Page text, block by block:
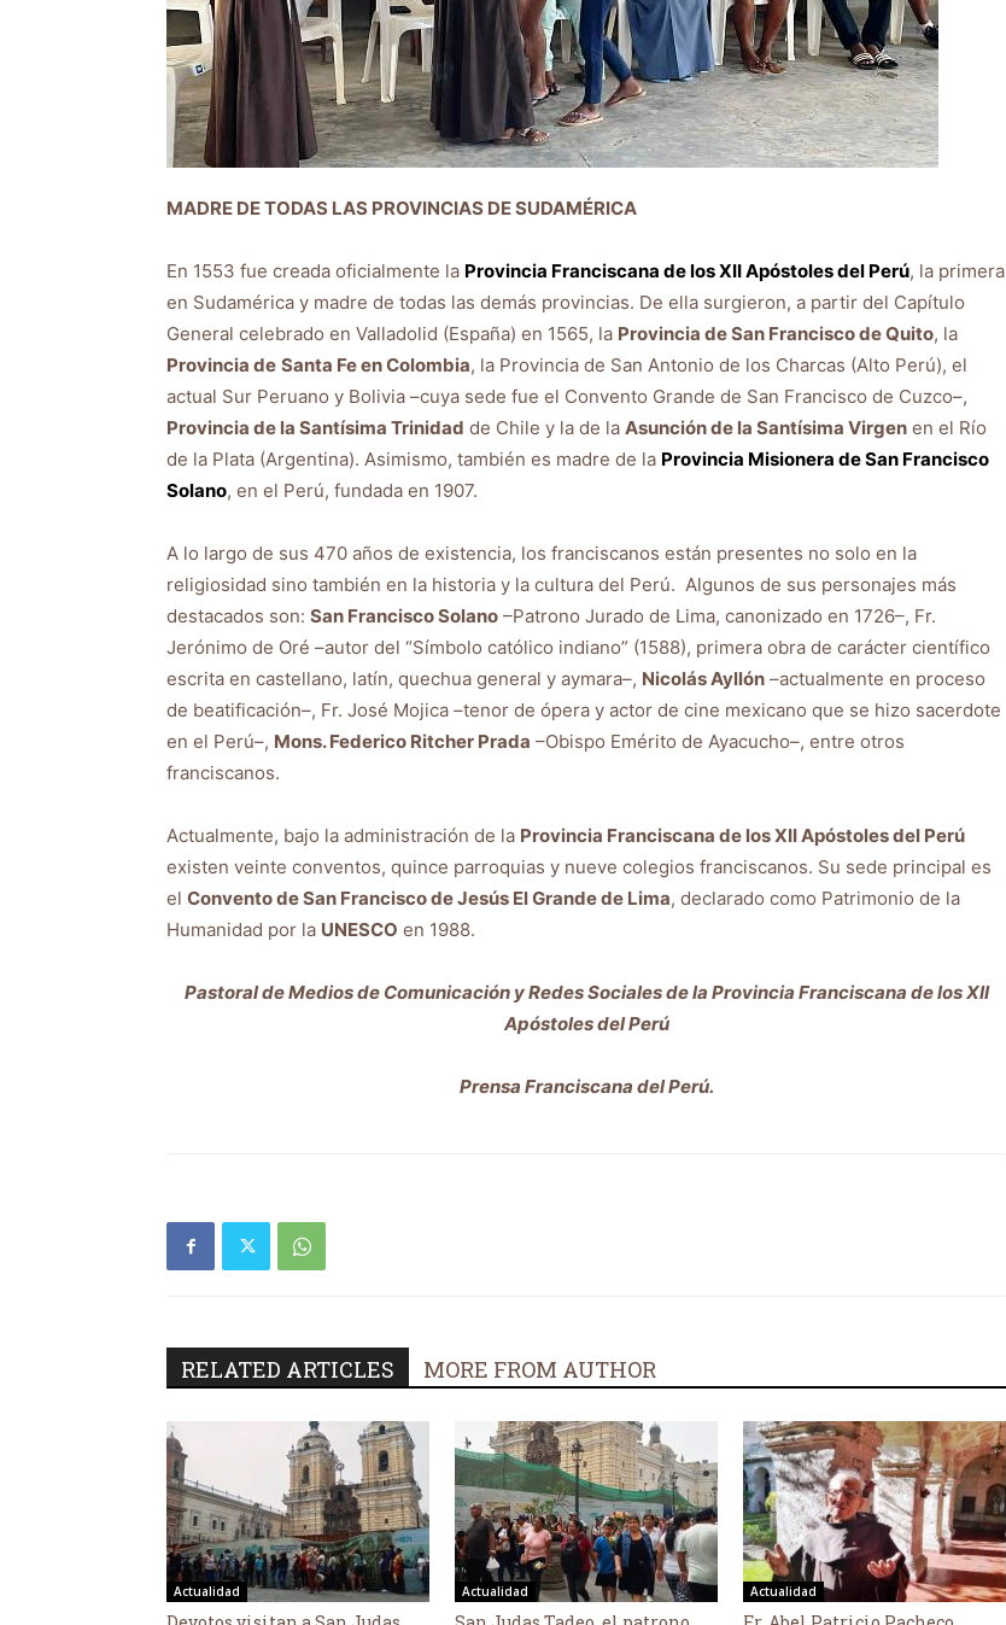
MADRE DE TODAS LAS PROVINCIAS DE SUDAMÉRICA
En 1553 fue creada oficialmente la Provincia Franciscana de los XII Apóstoles del Perú, la primera
en Sudamérica y madre de todas las demás provincias. De ella surgieron, a partir del Capítulo
General celebrado en Valladolid (España) en 1565, la Provincia de San Francisco de Quito, la
Provincia de Santa Fe en Colombia, la Provincia de San Antonio de los Charcas (Alto Perú), el
actual Sur Peruano y Bolivia –cuya sede fue el Convento Grande de San Francisco de Cuzco–,
Provincia de la Santísima Trinidad de Chile y la de la Asunción de la Santísima Virgen en el Río
de la Plata (Argentina). Asimismo, también es madre de la Provincia Misionera de San Francisco
Solano, en el Perú, fundada en 1907.
A lo largo de sus 470 años de existencia, los franciscanos están presentes no solo en la
religiosidad sino también en la historia y la cultura del Perú. Algunos de sus personajes más
destacados son: San Francisco Solano –Patrono Jurado de Lima, canonizado en 1726–, Fr.
Jerónimo de Oré –autor del “Símbolo católico indiano” (1588), primera obra de carácter científico
escrita en castellano, latín, quechua general y aymara–, Nicolás Ayllón –actualmente en proceso
de beatificación–, Fr. José Mojica –tenor de ópera y actor de cine mexicano que se hizo sacerdote
en el Perú–, Mons. Federico Ritcher Prada –Obispo Emérito de Ayacucho–, entre otros
franciscanos.
Actualmente, bajo la administración de la Provincia Franciscana de los XII Apóstoles del Perú
existen veinte conventos, quince parroquias y nueve colegios franciscanos. Su sede principal es
el Convento de San Francisco de Jesús El Grande de Lima, declarado como Patrimonio de la
Humanidad por la UNESCO en 1988.
Pastoral de Medios de Comunicación y Redes Sociales de la Provincia Franciscana de los XII
Apóstoles del Perú
Prensa Franciscana del Perú.
RELATED ARTICLES MORE FROM AUTHOR
Actualidad Actualidad Actualidad